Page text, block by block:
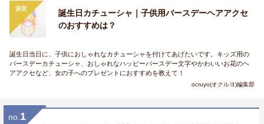
決定
誕生日カチューシャ｜子供用バースデーヘアアクセ
のおすすめは？
誕生日当日に、子供におしゃれなカチューシャを付けてあげたいです。キッズ用の
バースデーカチューシャ、おしゃれなハッピーバースデー文字やかわいいお花のヘ
アアクセなど、女の子へのプレゼントにおすすめを教えて！
ocruyo(オクルヨ)編集部
no. 1